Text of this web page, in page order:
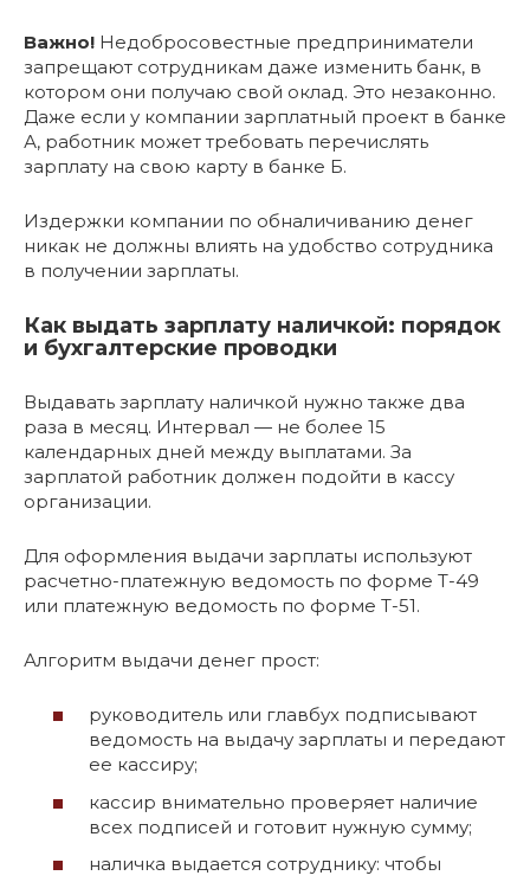
Важно! Недобросовестные предприниматели
запрещают сотрудникам даже изменить банк, в
котором они получаю свой оклад. Это незаконно.
Даже если у компании зарплатный проект в банке
А, работник может требовать перечислять
зарплату на свою карту в банке Б.
Издержки компании по обналичиванию денег
никак не должны влиять на удобство сотрудника
в получении зарплаты.
Как выдать зарплату наличкой: порядок
и бухгалтерские проводки
Выдавать зарплату наличкой нужно также два
раза в месяц. Интервал — не более 15
календарных дней между выплатами. За
зарплатой работник должен подойти в кассу
организации.
Для оформления выдачи зарплаты используют
расчетно-платежную ведомость по форме Т-49
или платежную ведомость по форме Т-51.
Алгоритм выдачи денег прост:
руководитель или главбух подписывают
ведомость на выдачу зарплаты и передают
ее кассиру;
кассир внимательно проверяет наличие
всех подписей и готовит нужную сумму;
наличка выдается сотруднику: чтобы